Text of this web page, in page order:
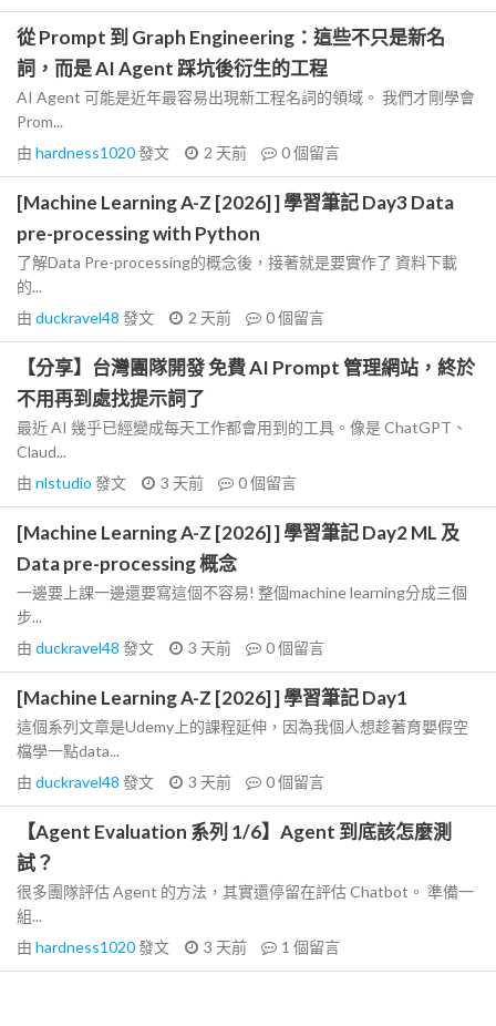
從 Prompt 到 Graph Engineering：這些不只是新名
詞，而是 AI Agent 踩坑後衍生的工程
AI Agent 可能是近年最容易出現新工程名詞的領域。 我們才剛學會
Prom...
由 hardness1020發文 2 天前 0個留言
[Machine Learning A-Z [2026] ] 學習筆記 Day3 Data
pre-processing with Python
了解Data Pre-processing的概念後，接著就是要實作了 資料下載
的...
由 duckravel48 發文 2 天前 0個留言
【分享】台灣團隊開發 免費 AI Prompt 管理網站，終於
不用再到處找提示詞了
最近 AI 幾乎已經變成每天工作都會用到的工具。像是 ChatGPT、
Claud...
由 nlstudio 發文 3 天前 0個留言
[Machine Learning A-Z [2026] ] 學習筆記 Day2 ML 及
Data pre-processing 概念
一邊要上課一邊還要寫這個不容易! 整個machine learning分成三個
步...
由 duckravel48 發文 3 天前 0個留言
[Machine Learning A-Z [2026] ] 學習筆記 Day1
這個系列文章是Udemy上的課程延伸，因為我個人想趁著育嬰假空
檔學一點data...
由 duckravel48 發文 3 天前 0個留言
【Agent Evaluation 系列 1/6】Agent 到底該怎麼測
試？
很多團隊評估 Agent 的方法，其實還停留在評估 Chatbot。 準備一
組...
由 hardness1020發文 3 天前 1 個留言